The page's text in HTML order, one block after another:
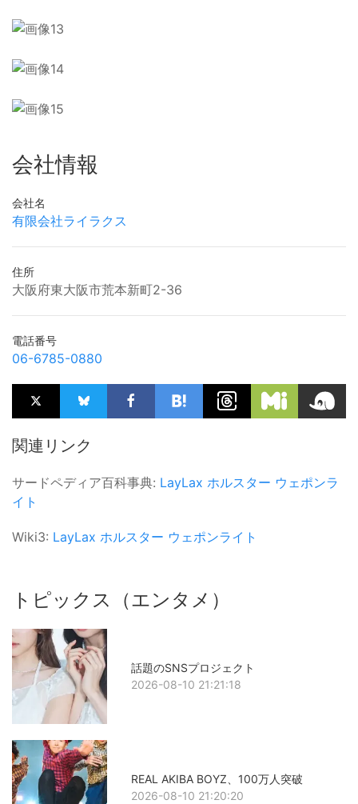
会社情報
会社名
有限会社ライラクス
住所
大阪府東大阪市荒本新町2-36
電話番号
06-6785-0880
関連リンク
サードペディア百科事典: LayLax ホルスター ウェポンラ
イト
Wiki3: LayLax ホルスター ウェポンライト
トピックス（エンタメ）
話題のSNSプロジェクト
2026-08-10 21:21:18
REAL AKIBA BOYZ、100万人突破
2026-08-10 21:20:20